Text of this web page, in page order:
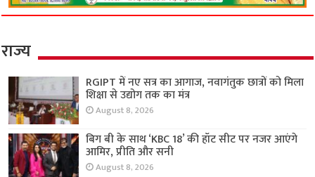
राज्य
RGIPT में नए सत्र का आगाज, नवागंतुक छात्रों को मिला
शिक्षा से उद्योग तक का मंत्र
August 8, 2026
बिग बी के साथ ‘KBC 18’ की हॉट सीट पर नजर आएंगे
आमिर, प्रीति और सनी
August 8, 2026